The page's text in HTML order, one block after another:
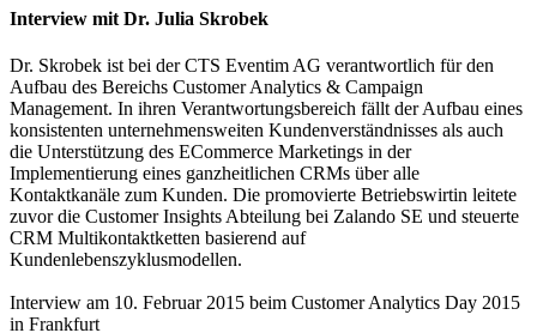
Interview mit Dr. Julia Skrobek
Dr. Skrobek ist bei der CTS Eventim AG verantwortlich für den
Aufbau des Bereichs Customer Analytics & Campaign
Management. In ihren Verantwortungsbereich fällt der Aufbau eines
konsistenten unternehmensweiten Kundenverständnisses als auch
die Unterstützung des ECommerce Marketings in der
Implementierung eines ganzheitlichen CRMs über alle
Kontaktkanäle zum Kunden. Die promovierte Betriebswirtin leitete
zuvor die Customer Insights Abteilung bei Zalando SE und steuerte
CRM Multikontaktketten basierend auf
Kundenlebenszyklusmodellen.
Interview am 10. Februar 2015 beim Customer Analytics Day 2015
in Frankfurt